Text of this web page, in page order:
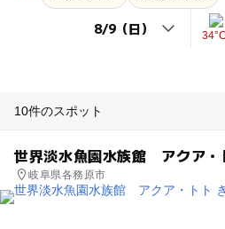
34°C
10件のスポット
世界淡水魚園水族館 アクア・
岐阜県各務原市